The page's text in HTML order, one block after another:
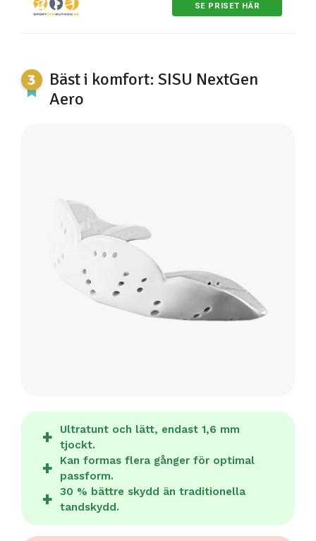
SE PRISET HÄR
Bäst i komfort: SISU NextGen
Aero
Ultratunt och lätt, endast 1,6 mm
tjockt.
Kan formas flera gånger för optimal
passform.
30 % bättre skydd än traditionella
tandskydd.